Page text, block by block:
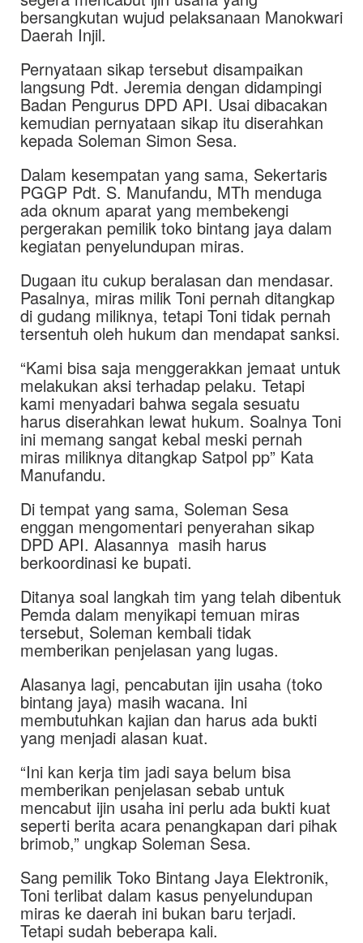
bersangkutan wujud pelaksanaan Manokwari
Daerah Injil.
Pernyataan sikap tersebut disampaikan
langsung Pdt. Jeremia dengan didampingi
Badan Pengurus DPD API. Usai dibacakan
kemudian pernyataan sikap itu diserahkan
kepada Soleman Simon Sesa.
Dalam kesempatan yang sama, Sekertaris
PGGP Pdt. S. Manufandu, MTh menduga
ada oknum aparat yang membekengi
pergerakan pemilik toko bintang jaya dalam
kegiatan penyelundupan miras.
Dugaan itu cukup beralasan dan mendasar.
Pasalnya, miras milik Toni pernah ditangkap
di gudang miliknya, tetapi Toni tidak pernah
tersentuh oleh hukum dan mendapat sanksi.
“Kami bisa saja menggerakkan jemaat untuk
melakukan aksi terhadap pelaku. Tetapi
kami menyadari bahwa segala sesuatu
harus diserahkan lewat hukum. Soalnya Toni
ini memang sangat kebal meski pernah
miras miliknya ditangkap Satpol pp” Kata
Manufandu.
Di tempat yang sama, Soleman Sesa
enggan mengomentari penyerahan sikap
DPD API. Alasannya masih harus
berkoordinasi ke bupati.
Ditanya soal langkah tim yang telah dibentuk
Pemda dalam menyikapi temuan miras
tersebut, Soleman kembali tidak
memberikan penjelasan yang lugas.
Alasanya lagi, pencabutan ijin usaha (toko
bintang jaya) masih wacana. Ini
membutuhkan kajian dan harus ada bukti
yang menjadi alasan kuat.
“Ini kan kerja tim jadi saya belum bisa
memberikan penjelasan sebab untuk
mencabut ijin usaha ini perlu ada bukti kuat
seperti berita acara penangkapan dari pihak
brimob,” ungkap Soleman Sesa.
Sang pemilik Toko Bintang Jaya Elektronik,
Toni terlibat dalam kasus penyelundupan
miras ke daerah ini bukan baru terjadi.
Tetapi sudah beberapa kali.